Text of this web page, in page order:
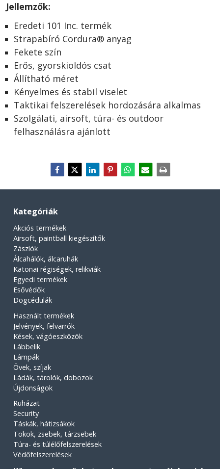
Jellemzők:
Eredeti 101 Inc. termék
Strapabíró Cordura® anyag
Fekete szín
Erős, gyorskioldós csat
Állítható méret
Kényelmes és stabil viselet
Taktikai felszerelések hordozására alkalmas
Szolgálati, airsoft, túra- és outdoor
felhasználásra ajánlott
Kategóriák
Akciós termékek
Airsoft, paintball kiegészítők
Zászlók
Álcahálók, álcaruhák
Katonai régiségek, relikviák
Egyedi termékek
Esővédők
Dögcédulák
Használt termékek
Jelvények, felvarrók
Kések, vágóeszközök
Lábbelik
Lámpák
Övek, szíjak
Ládák, tárolók, dobozok
Újdonságok
Ruházat
Security
Táskák, hátizsákok
Tokok, zsebek, tárzsebek
Túra- és túlélőfelszerelések
Védőfelszerelések